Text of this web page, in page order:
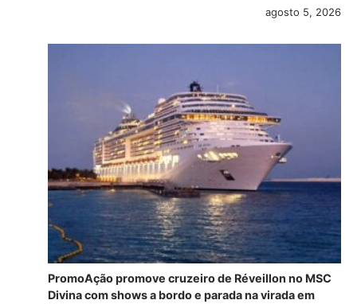
agosto 5, 2026
PromoAção promove cruzeiro de Réveillon no MSC
Divina com shows a bordo e parada na virada em